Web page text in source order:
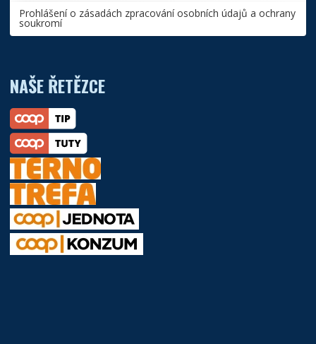
Prohlášení o zásadách zpracování osobních údajů a ochrany
soukromí
NAŠE ŘETĚZCE